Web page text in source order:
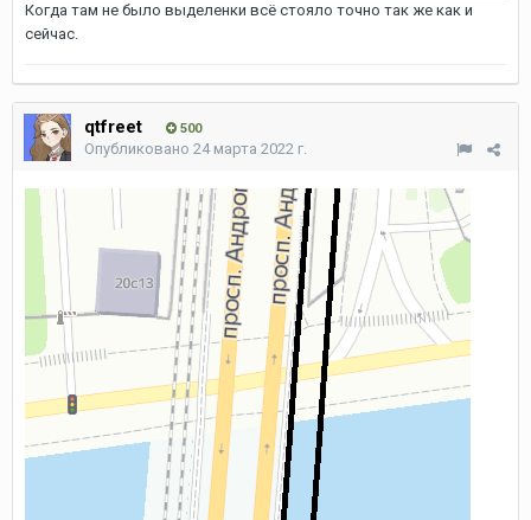
Когда там не было выделенки всё стояло точно так же как и
сейчас.
qtfreet 500
Опубликовано 24 марта 2022 г.